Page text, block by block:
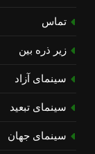
تماس
زیر ذره بین
سینمای آزاد
سینمای تبعید
سینمای جهان